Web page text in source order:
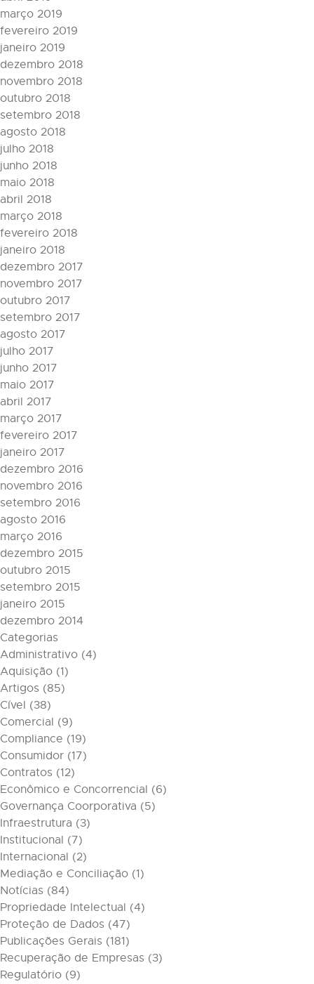
março 2019
fevereiro 2019
janeiro 2019
dezembro 2018
novembro 2018
outubro 2018
setembro 2018
agosto 2018
julho 2018
junho 2018
maio 2018
abril 2018
março 2018
fevereiro 2018
janeiro 2018
dezembro 2017
novembro 2017
outubro 2017
setembro 2017
agosto 2017
julho 2017
junho 2017
maio 2017
abril 2017
março 2017
fevereiro 2017
janeiro 2017
dezembro 2016
novembro 2016
setembro 2016
agosto 2016
março 2016
dezembro 2015
outubro 2015
setembro 2015
janeiro 2015
dezembro 2014
Categorias
Administrativo (4)
Aquisição (1)
Artigos (85)
Cível (38)
Comercial (9)
Compliance (19)
Consumidor (17)
Contratos (12)
Econômico e Concorrencial (6)
Governança Coorporativa (5)
Infraestrutura (3)
Institucional (7)
Internacional (2)
Mediação e Conciliação (1)
Notícias (84)
Propriedade Intelectual (4)
Proteção de Dados (47)
Publicações Gerais (181)
Recuperação de Empresas (3)
Regulatório (9)